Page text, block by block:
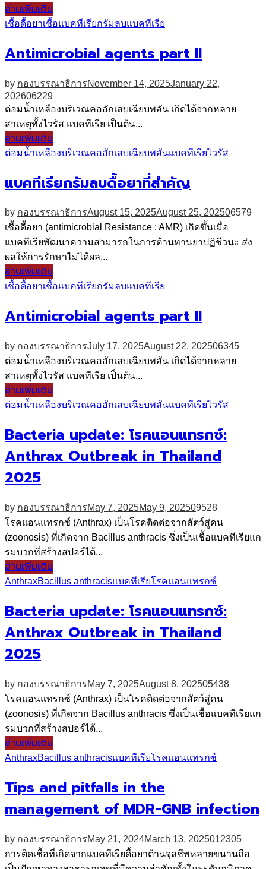
อ่านเพิ่มเติม
เชื้อดื้อยาเชื้อแบคทีเรียกรัมลบแบคทีเรีย
Antimicrobial agents part II
by กองบรรณาธิการNovember 14, 2025January 22,
202606229
ต่อมน้ำเหลืองบริเวณคออักเสบเฉียบพลัน เกิดได้จากหลาย
สาเหตุทั้งไวรัส แบคทีเรีย เป็นต้น...
อ่านเพิ่มเติม
ต่อมน้ำเหลืองบริเวณคออักเสบเฉียบพลันแบคทีเรียไวรัส
แบคทีเรียกรัมลบดื้อยาที่สำคัญ
by กองบรรณาธิการAugust 15, 2025August 25, 202506579
เชื้อดื้อยา (antimicrobial Resistance : AMR) เกิดขึ้นเมื่อ
แบคทีเรียพัฒนาความสามารถในการต้านทานยาปฏิชีวนะ ส่ง
ผลให้การรักษาไม่ได้ผล...
อ่านเพิ่มเติม
เชื้อดื้อยาเชื้อแบคทีเรียกรัมลบแบคทีเรีย
Antimicrobial agents part II
by กองบรรณาธิการJuly 17, 2025August 22, 202506345
ต่อมน้ำเหลืองบริเวณคออักเสบเฉียบพลัน เกิดได้จากหลาย
สาเหตุทั้งไวรัส แบคทีเรีย เป็นต้น...
อ่านเพิ่มเติม
ต่อมน้ำเหลืองบริเวณคออักเสบเฉียบพลันแบคทีเรียไวรัส
Bacteria update: โรคแอนแทรกซ์:
Anthrax Outbreak in Thailand
2025
by กองบรรณาธิการMay 7, 2025May 9, 202509528
โรคแอนแทรกซ์ (Anthrax) เป็นโรคติดต่อจากสัตว์สู่คน
(zoonosis) ที่เกิดจาก Bacillus anthracis ซึ่งเป็นเชื้อแบคทีเรียแก
รมบวกที่สร้างสปอร์ได้...
อ่านเพิ่มเติม
AnthraxBacillus anthracisแบคทีเรียโรคแอนแทรกซ์
Bacteria update: โรคแอนแทรกซ์:
Anthrax Outbreak in Thailand
2025
by กองบรรณาธิการMay 7, 2025August 8, 202505438
โรคแอนแทรกซ์ (Anthrax) เป็นโรคติดต่อจากสัตว์สู่คน
(zoonosis) ที่เกิดจาก Bacillus anthracis ซึ่งเป็นเชื้อแบคทีเรียแก
รมบวกที่สร้างสปอร์ได้...
อ่านเพิ่มเติม
AnthraxBacillus anthracisแบคทีเรียโรคแอนแทรกซ์
Tips and pitfalls in the
management of MDR-GNB infection
by กองบรรณาธิการMay 21, 2024March 13, 2025012305
การติดเชื้อที่เกิดจากแบคทีเรียดื้อยาต้านจุลชีพหลายขนานถือ